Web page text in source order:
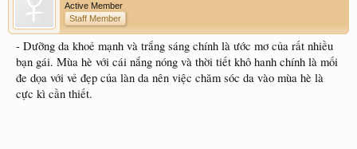
Active Member
Staff Member
- Dưỡng da khoẻ mạnh và trắng sáng chính là ước mơ của rất nhiều
bạn gái. Mùa hè với cái nắng nóng và thời tiết khô hanh chính là mối
đe dọa với vẻ đẹp của làn da nên việc chăm sóc da vào mùa hè là
cực kì cần thiết.